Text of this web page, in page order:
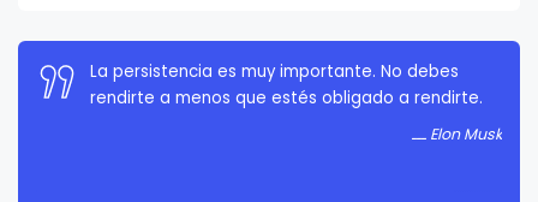
La persistencia es muy importante. No debes
rendirte a menos que estés obligado a rendirte.
Elon Musk